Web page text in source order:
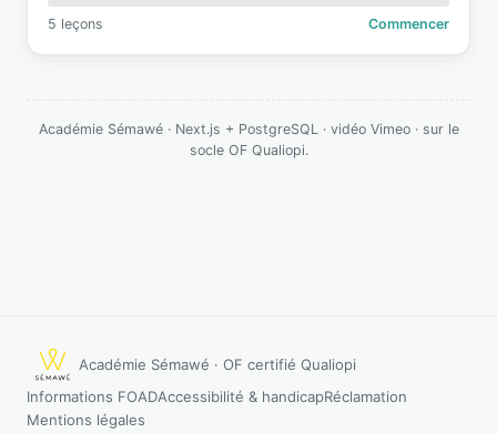
5 leçons Commencer
Académie Sémawé · Next.js + PostgreSQL · vidéo Vimeo · sur le
socle OF Qualiopi.
Académie Sémawé · OF certifié Qualiopi
Informations FOADAccessibilité & handicapRéclamation
Mentions légales